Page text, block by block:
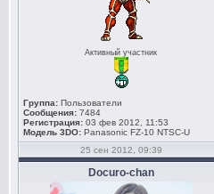
Активный участник
Группа: Пользователи
Сообщения: 7484
Регистрация: 03 фев 2012, 11:53
Модель 3DO: Panasonic FZ-10 NTSC-U
25 сен 2012, 09:39
Docuro-chan